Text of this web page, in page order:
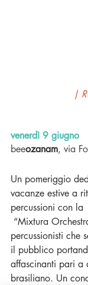
|
venerdì 9 giugno
beeozanam, via
Un pomeriggio
vacanze estive a
percussioni con la
percussionisti che
il pubblico
affascinanti pari a
brasiliano. Un